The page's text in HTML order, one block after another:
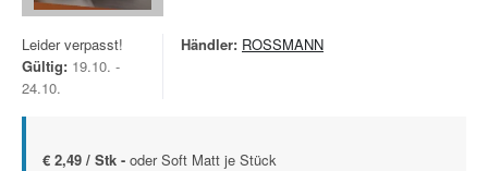
Leider verpasst!
Gültig: 19.10. -
24.10.
Händler: ROSSMANN
€ 2,49 / Stk - oder Soft Matt je Stück